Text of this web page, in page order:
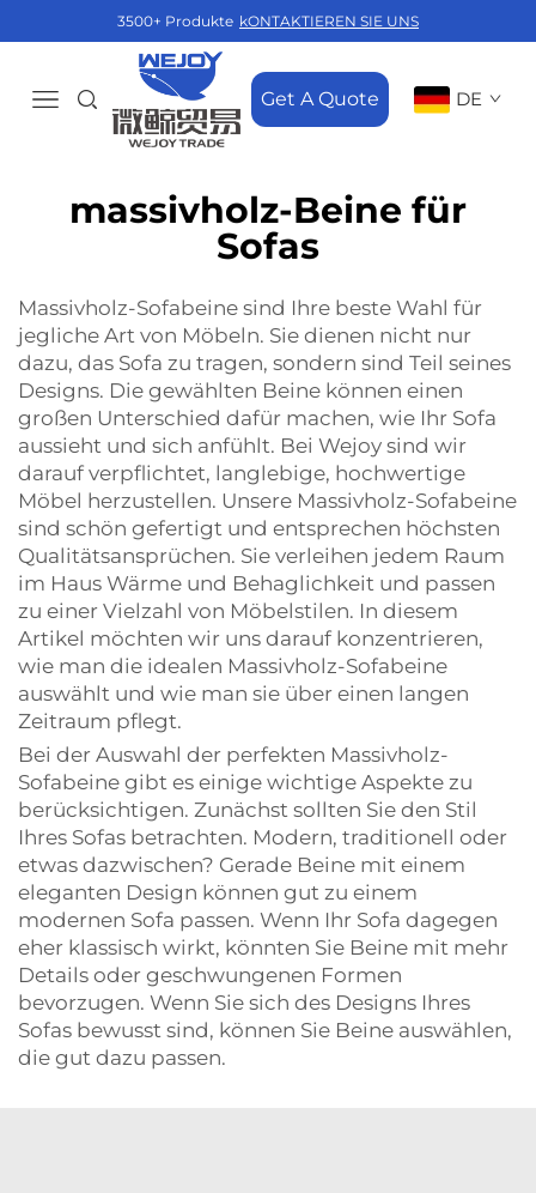
3500+ Produkte kONTAKTIEREN SIE UNS
Get A Quote DE
massivholz-Beine für
Sofas
Massivholz-Sofabeine sind Ihre beste Wahl für
jegliche Art von Möbeln. Sie dienen nicht nur
dazu, das Sofa zu tragen, sondern sind Teil seines
Designs. Die gewählten Beine können einen
großen Unterschied dafür machen, wie Ihr Sofa
aussieht und sich anfühlt. Bei Wejoy sind wir
darauf verpflichtet, langlebige, hochwertige
Möbel herzustellen. Unsere Massivholz-So­fa­bei­ne
sind schön gefertigt und entsprechen höchsten
Qualitätsansprüchen. Sie verleihen jedem Raum
im Haus Wärme und Behaglichkeit und passen
zu einer Vielzahl von Möbelstilen. In diesem
Artikel möchten wir uns darauf konzentrieren,
wie man die idealen Massivholz-Sofabeine
auswählt und wie man sie über einen langen
Zeitraum pflegt.
Bei der Auswahl der perfekten Massivholz-
Sofabeine gibt es einige wichtige Aspekte zu
berücksichtigen. Zunächst sollten Sie den Stil
Ihres Sofas betrachten. Modern, traditionell oder
etwas dazwischen? Gerade Beine mit einem
eleganten Design können gut zu einem
modernen Sofa passen. Wenn Ihr Sofa dagegen
eher klassisch wirkt, könnten Sie Beine mit mehr
Details oder geschwungenen Formen
bevorzugen. Wenn Sie sich des Designs Ihres
Sofas bewusst sind, können Sie Beine auswählen,
die gut dazu passen.